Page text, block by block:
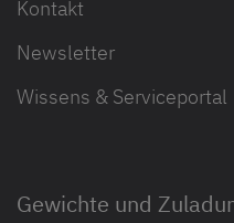
Kontakt
Newsletter
Wissens & Serviceportal
Gewichte und